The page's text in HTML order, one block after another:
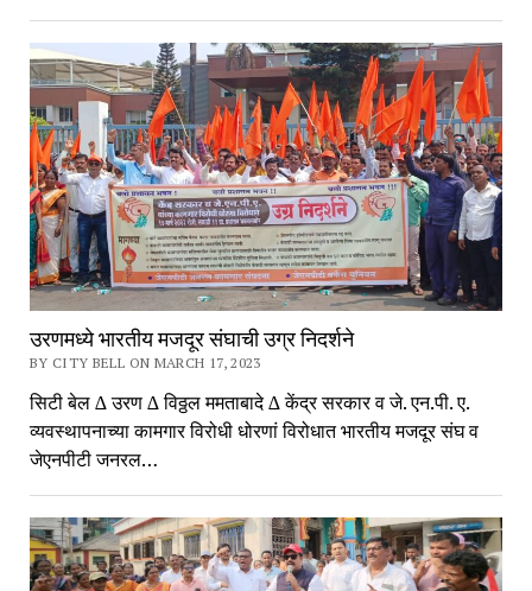
उरणमध्ये भारतीय मजदूर संघाची उग्र निदर्शने
BY CITY BELL ON MARCH 17, 2023
सिटी बेल ∆ उरण ∆ विठ्ठल ममताबादे ∆ केंद्र सरकार व जे. एन.पी. ए.
व्यवस्थापनाच्या कामगार विरोधी धोरणां विरोधात भारतीय मजदूर संघ व
जेएनपीटी जनरल…